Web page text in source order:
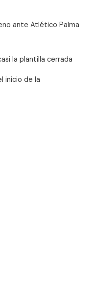
ante Atlético Palma
la plantilla cerrada
inicio de la